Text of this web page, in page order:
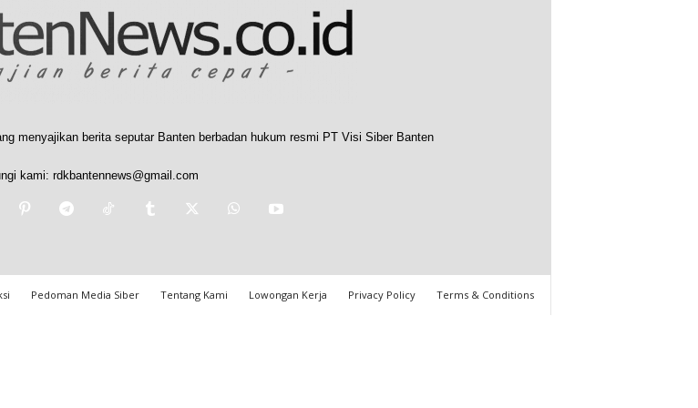
menyajikan berita seputar Banten berbadan hukum resmi PT Visi Siber Banten
kami: rdkbantennews@gmail.com
Pedoman Media Siber Tentang Kami Lowongan Kerja Privacy Policy Terms & Conditions